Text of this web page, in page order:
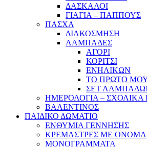
ΔΑΣΚΑΛΟΙ
ΓΙΑΓΙΑ – ΠΑΠΠΟΥΣ
ΠΑΣΧΑ
ΔΙΑΚΟΣΜΗΣΗ
ΛΑΜΠΑΔΕΣ
ΑΓΟΡΙ
ΚΟΡΙΤΣΙ
ΕΝΗΛΙΚΩΝ
ΤΟ ΠΡΩΤΟ
ΣΕΤ
ΗΜΕΡΟΛΟΓΙΑ – ΣΧΟΛΙΚΑ
ΒΑΛΕΝΤΙΝΟΣ
ΠΑΙΔΙΚΟ ΔΩΜΑΤΙΟ
ΕΝΘΥΜΙΑ ΓΕΝΝΗΣΗΣ
ΚΡΕΜΑΣΤΡΕΣ ΜΕ ΟΝΟΜΑ
ΜΟΝΟΓΡΑΜΜΑΤΑ